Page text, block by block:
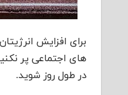
برای افزایش
های اجتماعی پر
در طول روز شوید.